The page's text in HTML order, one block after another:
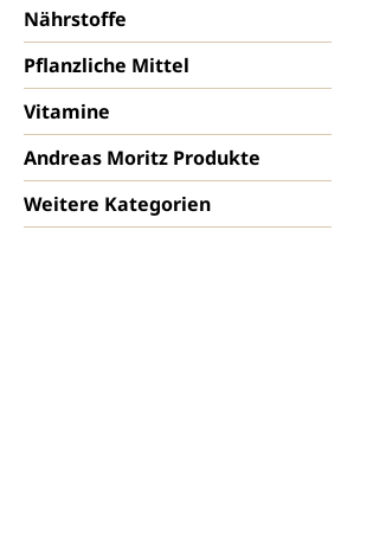
Nährstoffe
Pflanzliche Mittel
Vitamine
Andreas Moritz Produkte
Weitere Kategorien